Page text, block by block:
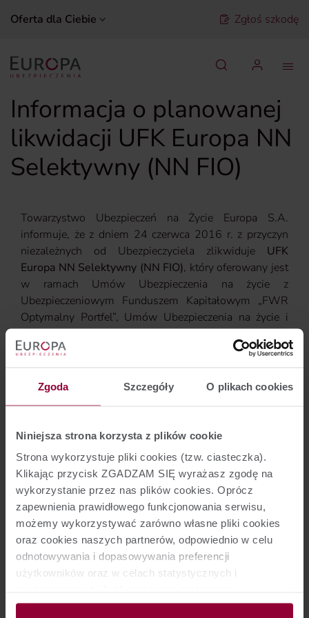
Zgoda Szczegóły O plikach cookies
Niniejsza strona korzysta z plików cookie
Strona wykorzystuje pliki cookies (tzw. ciasteczka).
Klikając przycisk ZGADZAM SIĘ wyrażasz zgodę na
wykorzystanie przez nas plików cookies. Oprócz
zapewnienia prawidłowego funkcjonowania serwisu,
możemy wykorzystywać zarówno własne pliki cookies
oraz cookies naszych partnerów, odpowiednio w celu
odnotowywania i dopasowywania preferencji
użytkowników oraz w celach statystycznych i
kliknij Zmieniam ustawienia. Wyrażenie zgody jest
Oferta dla Ciebie Zgłoś szkodę
Informacja o planowanej
likwidacji UFK Europa NN
Selektywny (NN FIO)
Towarzystwo Ubezpieczeń na Życie Europa S.A.
informuje, że z dniem 24 czerwca 2016 r. z przyczyn
niezależnych od Ubezpieczyciela zlikwiduje UFK
Europa NN Selektywny (NN FIO), który oferowany jest
w ramach Umów Ubezpieczenia na życie z
Ubezpieczeniowym Funduszem Kapitałowym „FWR
Optymalny Portfel”, Umów Ubezpieczenia na życie i
dożycie z Ubezpieczeniowym Funduszem Kapitałowym
„FWR Optymalny Portfel na Start” oraz Umów
Funduszem Kapitałowym „FWR Optymalny Portfel II”.
AktywaUFK Europa NN Selektywny (NN FIO)
zostanie przejęty przez NN Akcji (NN FIO).
Likwidacja Ubezpieczeniowego Funduszu
Kapitałowego nie stanowi zmiany umów ubezpieczenia
na życie z Ubezpieczeniowym Funduszem
Kapitałowym zawartych na podstawie OWU, w ramach
których przedmiotowy Ubezpieczeniowy Fundusz
Kapitałowy był oferowany.
Wróć